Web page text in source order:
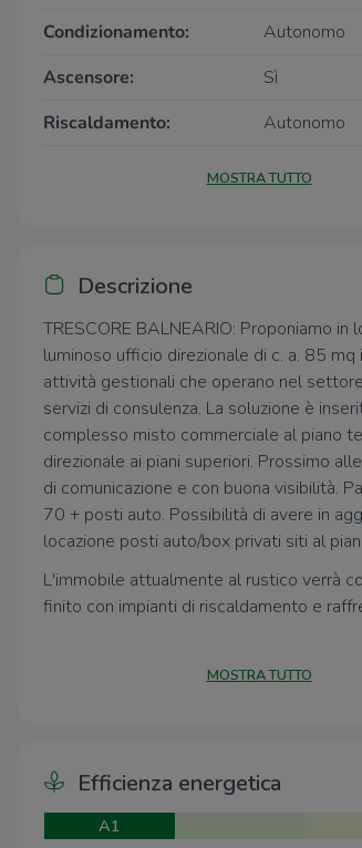
Condizionamento:
Autonomo
Ascensore:
Sì
Riscaldamento:
Autonomo
MOSTRA TUTTO
Descrizione
TRESCORE BALNEARIO: Proponiamo in
luminoso ufficio direzionale di c. a. 85
attività gestionali che operano nel
servizi di consulenza. La soluzione è
complesso misto commerciale al piano
direzionale ai piani superiori. Prossimo
di comunicazione e con buona visibilità.
70 + posti auto. Possibilità di avere in
locazione posti auto/box privati siti al
L'immobile attualmente al rustico verrà
finito con impianti di riscaldamento e
MOSTRA TUTTO
Efficienza energetica
A1